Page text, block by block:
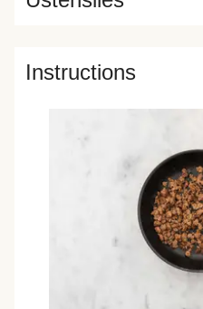
Instructions